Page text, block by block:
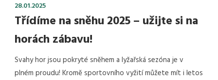
28.01.2025
Třídíme na sněhu 2025 – užijte si na
horách zábavu!
Svahy hor jsou pokryté sněhem a lyžařská sezóna je v
plném proudu! Kromě sportovního vyžití můžete mít i letos